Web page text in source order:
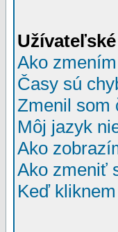
Ako
Časy sú
Zmenil som
Môj jazyk
Ako
Ako zmeniť
Keď